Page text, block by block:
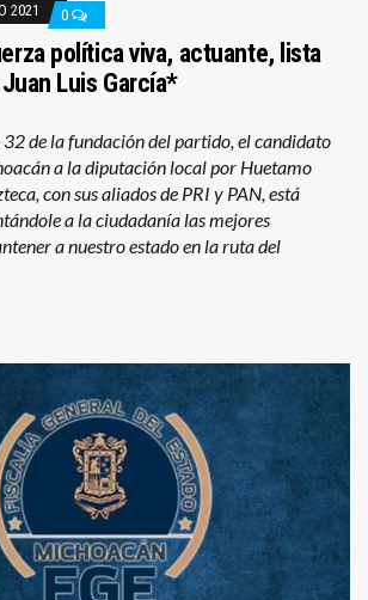
2021 0
política viva, actuante, lista
Luis García*
de la fundación del partido, el candidato
a la diputación local por Huetamo
con sus aliados de PRI y PAN, está
a la ciudadanía las mejores
a nuestro estado en la ruta del